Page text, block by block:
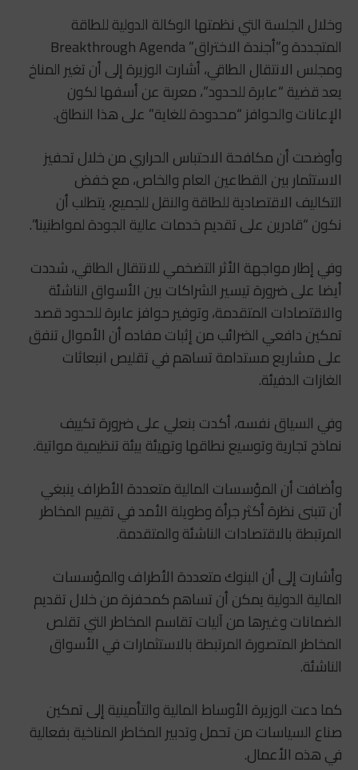
وخلال الجلسة التي نظمتها الوكالة الدولية للطاقة
المتجددة و”أجندة الاختراق” Breakthrough Agenda
ومجلس الانتقال الطاقي، أشارت الوزيرة إلى أن تغير المناخ
يعد قضية “عابرة للحدود”، معربة عن أسفها لكون
الإعانات والحوافز “محدودة للغاية” على هذا النطاق.
وأوضحت أن مكافحة الاحتباس الحراري من خلال تحفيز
الاستثمار بين القطاعين العام والخاص، مع خفض
التكاليف الاقتصادية للطاقة والنقل للجميع، يتطلب أن
نكون “قادرين على تقديم خدمات عالية الجودة لمواطنينا”.
وفي إطار مواجهة الأثر التضخمي للانتقال الطاقي، شددت
أيضا على ضرورة تيسير الشراكات بين الأسواق الناشئة
والاقتصادات المتقدمة، وتوفير حوافز عابرة للحدود قصد
تمكين دافعي الضرائب من إثبات مفاده أن الأموال تنفق
على مشاريع مستدامة تساهم في تقليص انبعاثات
الغازات الدفيئة.
وفي السياق نفسه، أكدت بنعلي على ضرورة تكييف
نماذج تجارية وتوسيع نطاقها وتهيئة بيئة تنظيمية مواتية.
وأضافت أن المؤسسات المالية متعددة الأطراف ينبغي
أن تتبنى نظرة أكثر جرأة وطويلة الأمد في تقييم المخاطر
المرتبطة بالاقتصادات الناشئة والمتقدمة.
وأشارت إلى أن البنوك متعددة الأطراف والمؤسسات
المالية الدولية يمكن أن تساهم كمحفزة من خلال تقديم
الضمانات وغيرها من آليات تقاسم المخاطر التي تقلص
المخاطر المتصورة المرتبطة بالاستثمارات في الأسواق
الناشئة.
كما دعت الوزيرة الأوساط المالية والتأمينية إلى تمكين
صناع السياسات من تحمل وتدبير المخاطر المناخية بفعالية
في هذه الأعمال.